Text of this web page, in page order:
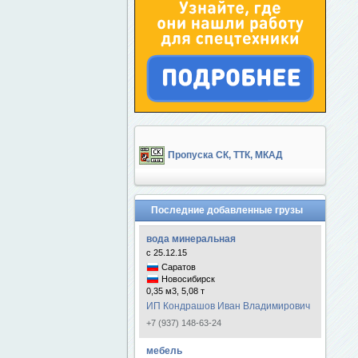
Пропуска СК, ТТК, МКАД
Последние добавленные грузы
вода минеральная
с 25.12.15
Саратов
Новосибирск
0,35 м3, 5,08 т
ИП Кондрашов Иван Владимирович
+7 (937) 148-63-24
мебель